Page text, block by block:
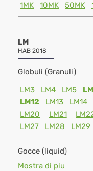
1MK
10MK 50MK
LM
HAB 2018
Globuli (Granuli)
LM3
LM4 LM5
LM12
LM13 LM14
LM20
LM21
LM27
LM28 LM29
Gocce (liquid)
Mostra di piu